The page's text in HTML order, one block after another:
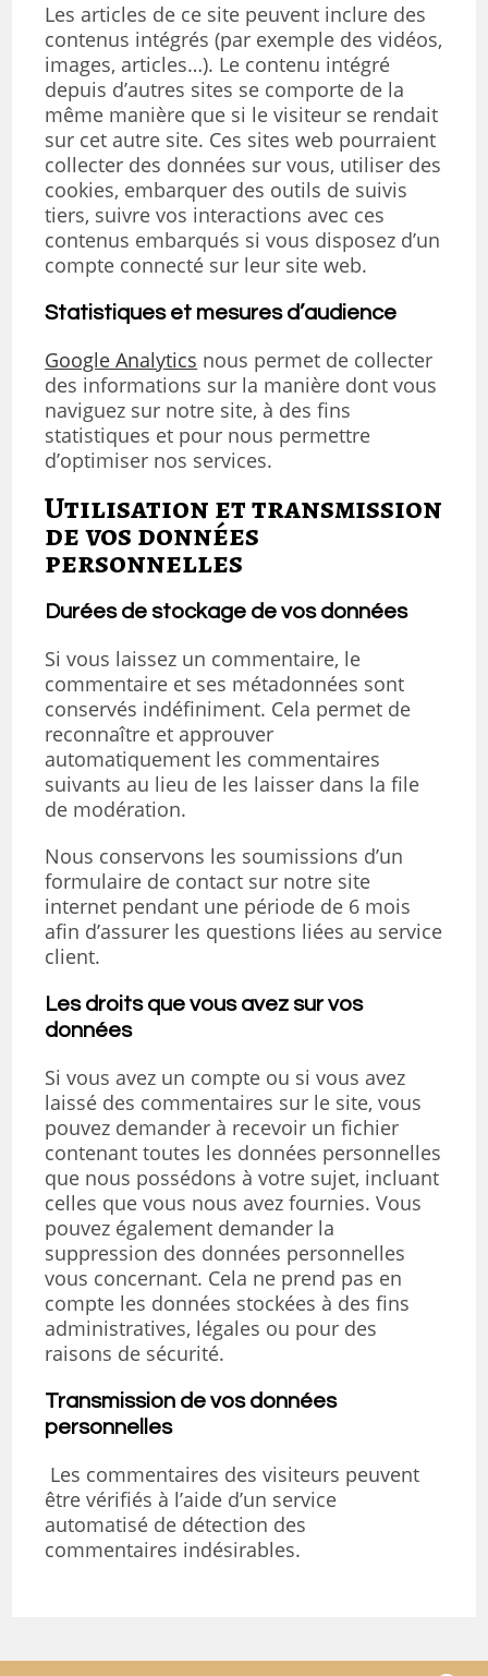
Les articles de ce site peuvent inclure des
contenus intégrés (par exemple des vidéos,
images, articles…). Le contenu intégré
depuis d’autres sites se comporte de la
même manière que si le visiteur se rendait
sur cet autre site. Ces sites web pourraient
collecter des données sur vous, utiliser des
cookies, embarquer des outils de suivis
tiers, suivre vos interactions avec ces
contenus embarqués si vous disposez d’un
compte connecté sur leur site web.
Statistiques et mesures d’audience
Google Analytics nous permet de collecter
des informations sur la manière dont vous
naviguez sur notre site, à des fins
statistiques et pour nous permettre
d’optimiser nos services.
Utilisation et transmission
de vos données
personnelles
Durées de stockage de vos données
Si vous laissez un commentaire, le
commentaire et ses métadonnées sont
conservés indéfiniment. Cela permet de
reconnaître et approuver
automatiquement les commentaires
suivants au lieu de les laisser dans la file
de modération.
Nous conservons les soumissions d’un
formulaire de contact sur notre site
internet pendant une période de 6 mois
afin d’assurer les questions liées au service
client.
Les droits que vous avez sur vos
données
Si vous avez un compte ou si vous avez
laissé des commentaires sur le site, vous
pouvez demander à recevoir un fichier
contenant toutes les données personnelles
que nous possédons à votre sujet, incluant
celles que vous nous avez fournies. Vous
pouvez également demander la
suppression des données personnelles
vous concernant. Cela ne prend pas en
compte les données stockées à des fins
administratives, légales ou pour des
raisons de sécurité.
Transmission de vos données
personnelles
Les commentaires des visiteurs peuvent
être vérifiés à l’aide d’un service
automatisé de détection des
commentaires indésirables.